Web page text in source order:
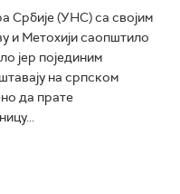
Србије (УНС) са својим
и Метохији саопштило
јер појединим
на српском
да прате